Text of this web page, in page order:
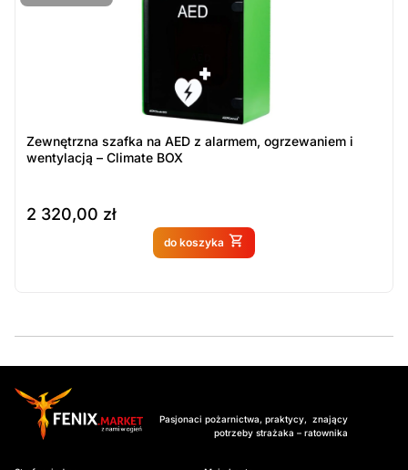
Zewnętrzna szafka na AED z alarmem, ogrzewaniem i
wentylacją – Climate BOX
2 320,00 zł
do koszyka
Produkt dostępny na
Pasjonaci pożarnictwa, praktycy, znający
potrzeby strażaka – ratownika